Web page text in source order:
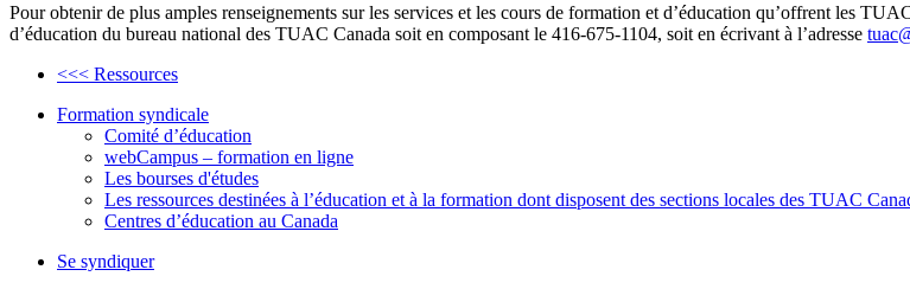
Pour obtenir de plus amples renseignements sur les services et les cours de formation et d’éducation qu’offrent les
d’éducation du bureau national des TUAC Canada soit en composant le 416‑675‑1104, soit en écrivant à l’adresse
<<< Ressources
Formation syndicale
Comité d’éducation
webCampus – formation en ligne
Les bourses d'études
Les ressources destinées à l’éducation et à la formation dont disposent des sections locales des TUAC
Centres d’éducation au Canada
Se syndiquer